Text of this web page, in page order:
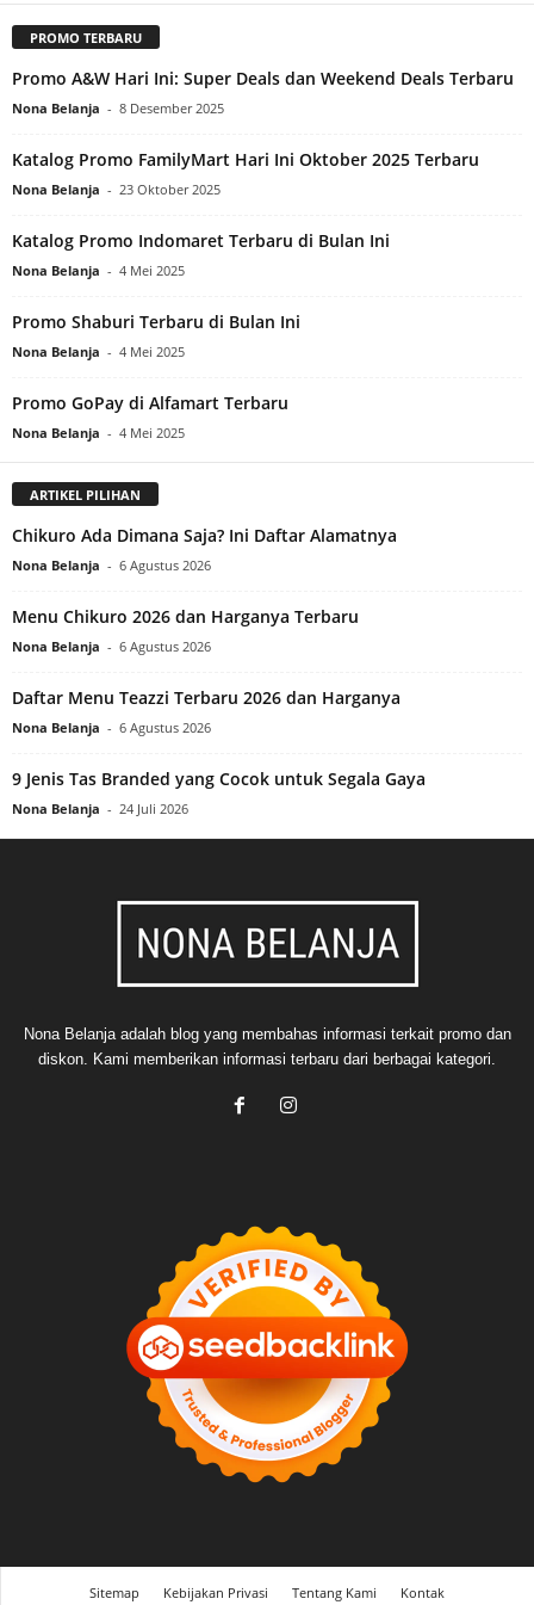
PROMO TERBARU
Promo A&W Hari Ini: Super Deals dan Weekend Deals Terbaru
Nona Belanja - 8 Desember 2025
Katalog Promo FamilyMart Hari Ini Oktober 2025 Terbaru
Nona Belanja - 23 Oktober 2025
Katalog Promo Indomaret Terbaru di Bulan Ini
Nona Belanja - 4 Mei 2025
Promo Shaburi Terbaru di Bulan Ini
Nona Belanja - 4 Mei 2025
Promo GoPay di Alfamart Terbaru
Nona Belanja - 4 Mei 2025
ARTIKEL PILIHAN
Chikuro Ada Dimana Saja? Ini Daftar Alamatnya
Nona Belanja - 6 Agustus 2026
Menu Chikuro 2026 dan Harganya Terbaru
Nona Belanja - 6 Agustus 2026
Daftar Menu Teazzi Terbaru 2026 dan Harganya
Nona Belanja - 6 Agustus 2026
9 Jenis Tas Branded yang Cocok untuk Segala Gaya
Nona Belanja - 24 Juli 2026
Nona Belanja adalah blog yang membahas informasi terkait promo dan
diskon. Kami memberikan informasi terbaru dari berbagai kategori.
Sitemap Kebijakan Privasi Tentang Kami Kontak